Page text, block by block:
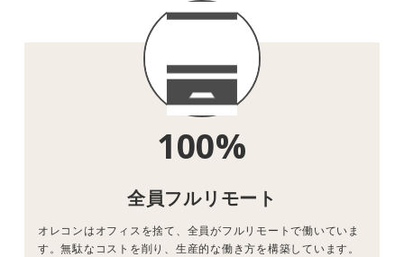
100%
全員フルリモート
オレコンはオフィスを捨て、全員がフルリモートで働いていま
す。無駄なコストを削り、生産的な働き方を構築しています。